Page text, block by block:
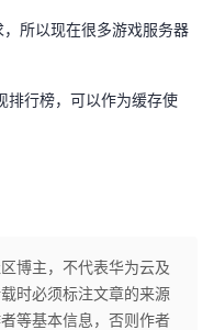
所以现在很多游戏服务器
排行榜，可以作为缓存使
博主，不代表华为云及
时必须标注文章的来源
等基本信息，否则作者